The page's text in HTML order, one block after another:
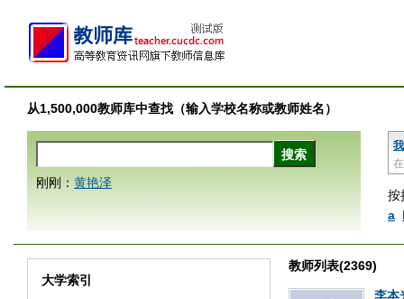
从1,500,000教师库中查找（输入学校名称或教师姓名）
按
a
刚刚： 黄艳泽
教师列表(2369)
李本
大学索引